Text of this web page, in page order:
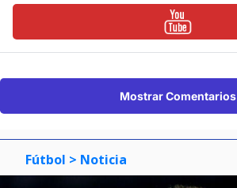
Mostrar Comentarios
Fútbol > Noticia